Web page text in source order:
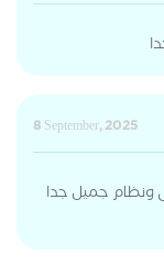
8 September, 2025
ونظام جميل جدا